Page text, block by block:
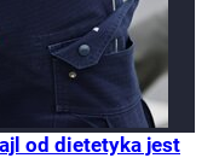
od dietetyka jest